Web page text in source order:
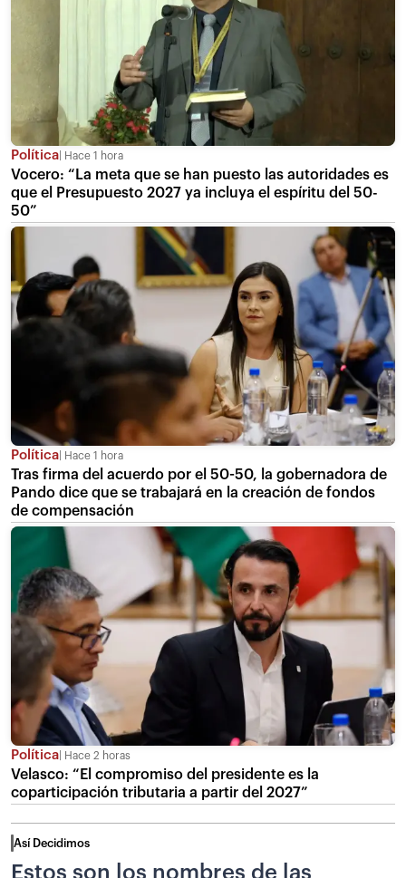
Política Hace 1 hora
Vocero: “La meta que se han puesto las autoridades es
que el Presupuesto 2027 ya incluya el espíritu del 50-
50”
Política Hace 1 hora
Tras firma del acuerdo por el 50-50, la gobernadora de
Pando dice que se trabajará en la creación de fondos
de compensación
Política Hace 2 horas
Velasco: “El compromiso del presidente es la
coparticipación tributaria a partir del 2027”
Así Decidimos
Estos son los nombres de las